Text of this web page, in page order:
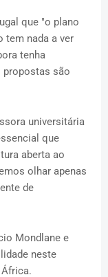
que "o plano
tem nada a ver
tenha
propostas são
universitária
que
aberta ao
olhar apenas
de
Mondlane e
neste